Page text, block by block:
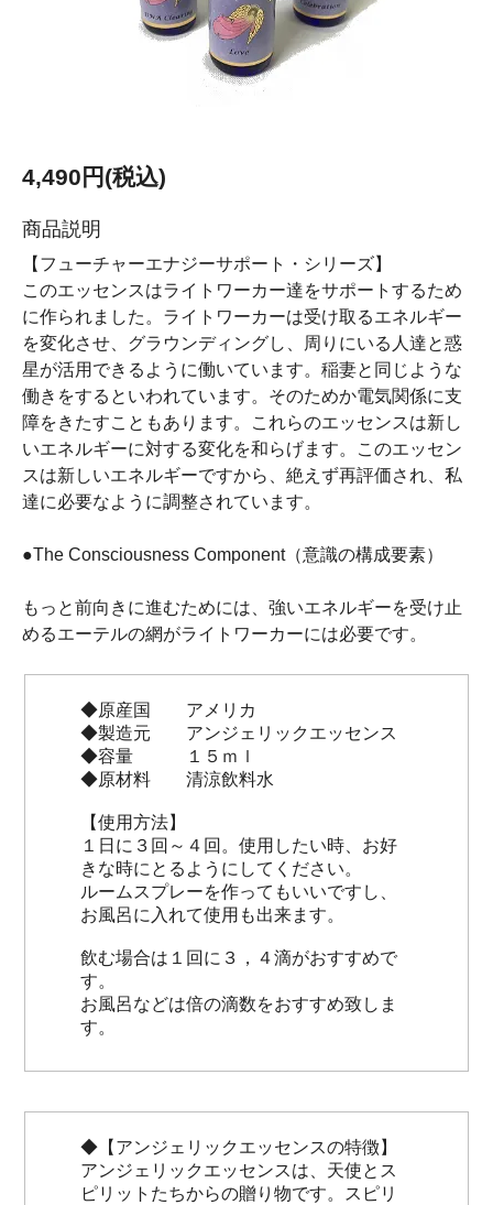
4,490円(税込)
商品説明
【フューチャーエナジーサポート・シリーズ】
このエッセンスはライトワーカー達をサポートするため
に作られました。ライトワーカーは受け取るエネルギー
を変化させ、グラウンディングし、周りにいる人達と惑
星が活用できるように働いています。稲妻と同じような
働きをするといわれています。そのためか電気関係に支
障をきたすこともあります。これらのエッセンスは新し
いエネルギーに対する変化を和らげます。このエッセン
スは新しいエネルギーですから、絶えず再評価され、私
達に必要なように調整されています。
●The Consciousness Component（意識の構成要素）
もっと前向きに進むためには、強いエネルギーを受け止
めるエーテルの網がライトワーカーには必要です。
◆原産国 アメリカ
◆製造元 アンジェリックエッセンス
◆容量 １５ｍｌ
◆原材料 清涼飲料水
【使用方法】
１日に３回～４回。使用したい時、お好
きな時にとるようにしてください。
ルームスプレーを作ってもいいですし、
お風呂に入れて使用も出来ます。
飲む場合は１回に３，４滴がおすすめで
す。
お風呂などは倍の滴数をおすすめ致しま
す。
◆【アンジェリックエッセンスの特徴】
アンジェリックエッセンスは、天使とス
ピリットたちからの贈り物です。スピリ